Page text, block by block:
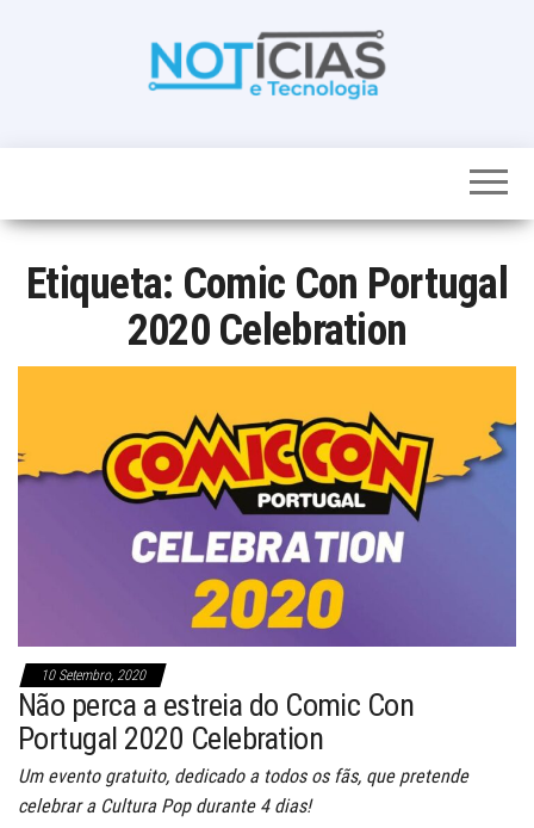
noticias de
num só lugar
Etiqueta: Comic Con Portugal
2020 Celebration
10 Setembro, 2020
Não perca a estreia do Comic Con
Portugal 2020 Celebration
Um evento gratuito, dedicado a todos os fãs, que pretende
celebrar a Cultura Pop durante 4 dias!